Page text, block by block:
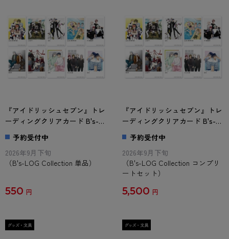
『アイドリッシュセブン』トレ
ーディングクリアカード B's-
LOG Collection 単品
予約受付中
2026年9月下旬
（B's-LOG Collection 単品）
550 円
『アイドリッシュセブン』トレ
ーディングクリアカード B's-
LOG Collection コンプリートセ
ット
予約受付中
2026年9月下旬
（B's-LOG Collection コンプリ
ートセット）
5,500 円